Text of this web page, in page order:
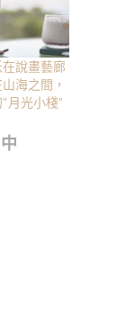
說畫藝廊
海之間，
月光小棧”